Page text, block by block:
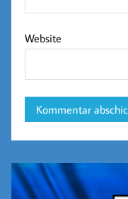
Website